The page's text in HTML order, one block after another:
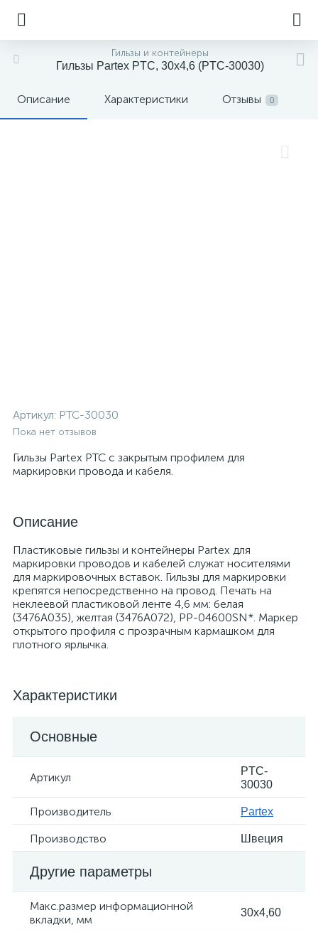
Гильзы и контейнеры
Гильзы Partex PTC, 30x4,6 (PTC-30030)
Описание Характеристики Отзывы 0
Артикул: PTC-30030
Пока нет отзывов
Гильзы Partex PTC с закрытым профилем для
маркировки провода и кабеля.
Описание
Пластиковые гильзы и контейнеры Partex для
маркировки проводов и кабелей служат носителями
для маркировочных вставок. Гильзы для маркировки
крепятся непосредственно на провод. Печать на
неклеевой пластиковой ленте 4,6 мм: белая
(3476A035), желтая (3476A072), РР-04600SN*. Маркер
открытого профиля с прозрачным кармашком для
плотного ярлычка.
Характеристики
Основные
Артикул
PTC-
30030
Производитель Partex
Производство Швеция
Другие параметры
Макс.размер информационной
вкладки, мм
30x4,60